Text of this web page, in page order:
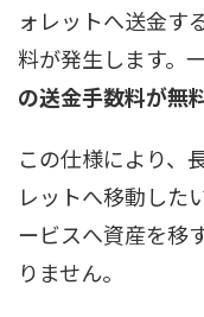
ォレットへ送金す
料が発生します。一
の送金手数料が無
この仕様により、
レットへ移動した
ービスへ資産を移
りません。